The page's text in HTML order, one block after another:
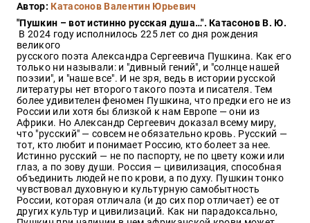
Автор: Катасонов Валентин Юрьевич
"Пушкин – вот истинно русская душа…". Катасонов В. Ю.
В 2024 году исполнилось 225 лет со дня рождения
великого
русского поэта Александра Сергеевича Пушкина. Как его
только ни называли: и "дивный гений", и "солнце нашей
поэзии", и "наше все". И не зря, ведь в истории русской
литературы нет второго такого поэта и писателя. Тем
более удивителен феномен Пушкина, что предки его не из
России или хотя бы близкой к нам Европе — они из
Африки. Но Александр Сергеевич доказал всему миру,
что "русский" — совсем не обязательно кровь. Русский —
тот, кто любит и понимает Россию, кто болеет за нее.
Истинно русский — не по паспорту, не по цвету кожи или
глаз, а по зову души. Россия — цивилизация, способная
объединить людей не по крови, а по духу. Пушкин тонко
чувствовал духовную и культурную самобытность
России, которая отличала (и до сих пор отличает) ее от
других культур и цивилизаций. Как ни парадоксально,
и
здоровье
Оптовикам
Авторам
Контакты
Мероприятия
+7(499)
350-17-
79
Москва